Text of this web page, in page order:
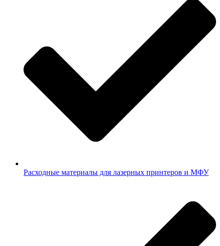
Расходные материалы для лазерных принтеров и МФУ